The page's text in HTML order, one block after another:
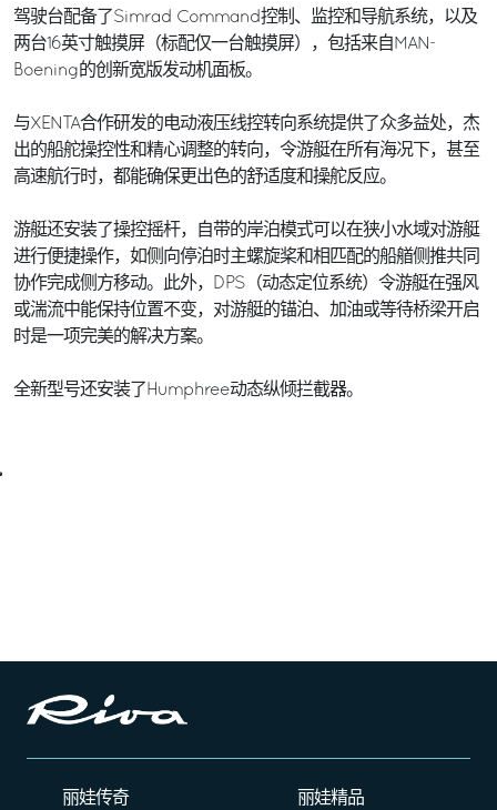
驾驶台配备了Simrad Command控制、监控和导航系统，以及
两台16英寸触摸屏（标配仅一台触摸屏），包括来自MAN-
Boening的创新宽版发动机面板。
与XENTA合作研发的电动液压线控转向系统提供了众多益处，杰
出的船舵操控性和精心调整的转向，令游艇在所有海况下，甚至
高速航行时，都能确保更出色的舒适度和操舵反应。
游艇还安装了操控摇杆，自带的岸泊模式可以在狭小水域对游艇
进行便捷操作，如侧向停泊时主螺旋桨和相匹配的船艏侧推共同
协作完成侧方移动。此外，DPS（动态定位系统）令游艇在强风
或湍流中能保持位置不变，对游艇的锚泊、加油或等待桥梁开启
时是一项完美的解决方案。
全新型号还安装了Humphree动态纵倾拦截器。
丽娃传奇 丽娃精品